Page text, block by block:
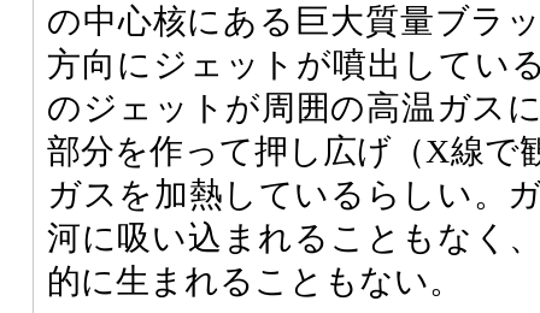
の中心核にある巨大質量ブラ
方向にジェットが噴出してい
のジェットが周囲の高温ガス
部分を作って押し広げ（X線で
ガスを加熱しているらしい。
河に吸い込まれることもなく
的に生まれることもない。